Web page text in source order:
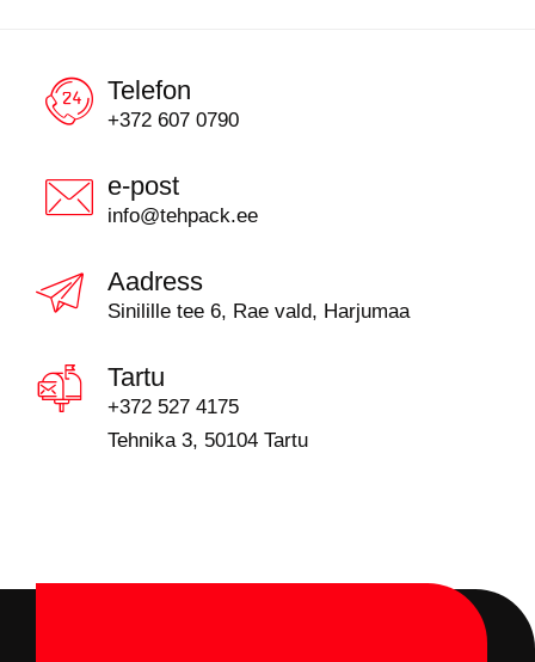
Telefon
+372 607 0790
e-post
info@tehpack.ee
Aadress
Sinilille tee 6, Rae vald, Harjumaa
Tartu
+372 527 4175
Tehnika 3, 50104 Tartu